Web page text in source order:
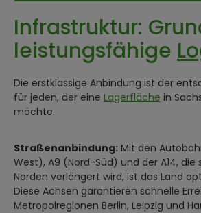
Infrastruktur:
leistungsfähige
Die erstklassige Anbindung ist der
für jeden, der eine Lagerfläche in
möchte.
Straßenanbindung: Mit den
West), A9 (Nord-Süd) und der A14, die
Norden verlängert wird, ist das Land
Diese Achsen garantieren schnelle
Metropolregionen Berlin, Leipzig und